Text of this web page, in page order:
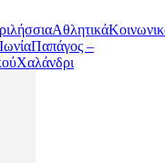
Αθλητικά
Παπάγος –
Χαλάνδρι